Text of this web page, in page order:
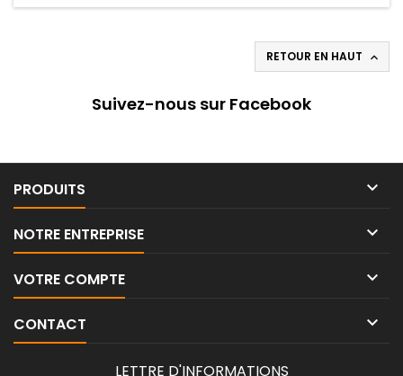
RETOUR EN HAUT 
Suivez-nous sur Facebook
PRODUITS 
NOTRE ENTREPRISE 
VOTRE COMPTE 
CONTACT 
LETTRE D'INFORMATIONS